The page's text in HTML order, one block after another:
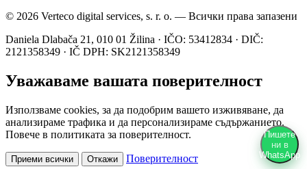
© 2026 Verteco digital services, s. r. o. — Всички права запазени
Daniela Dlabača 21, 010 01 Žilina · IČO: 53412834 · DIČ:
2121358349 · IČ DPH: SK2121358349
Пишете
ни в
WhatsApp
Уважаваме вашата поверителност
Използваме cookies, за да подобрим вашето изживяване, да
анализираме трафика и да персонализираме съдържанието.
Повече в политиката за поверителност.
Приеми всички Откажи Поверителност